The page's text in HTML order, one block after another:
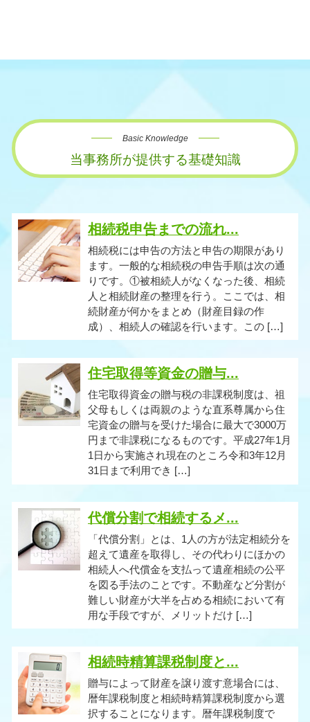
Basic Knowledge
当事務所が提供する基礎知識
相続税申告までの流れ...
相続税には申告の方法と申告の期限があり
ます。一般的な相続税の申告手順は次の通
りです。①被相続人がなくなった後、相続
人と相続財産の整理を行う。ここでは、相
続財産が何かをまとめ（財産目録の作
成）、相続人の確認を行います。この […]
住宅取得等資金の贈与...
住宅取得資金の贈与税の非課税制度は、祖
父母もしくは両親のような直系尊属から住
宅資金の贈与を受けた場合に最大で3000万
円まで非課税になるものです。平成27年1月
1日から実施され現在のところ令和3年12月
31日まで利用でき […]
代償分割で相続するメ...
「代償分割」とは、1人の方が法定相続分を
超えて遺産を取得し、その代わりにほかの
相続人へ代償金を支払って遺産相続の公平
を図る手法のことです。不動産など分割が
難しい財産が大半を占める相続において有
用な手段ですが、メリットだけ […]
相続時精算課税制度と...
贈与によって財産を譲り渡す意場合には、
暦年課税制度と相続時精算課税制度から選
択することになります。暦年課税制度で